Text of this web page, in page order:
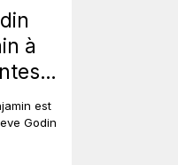
à
est
Godin